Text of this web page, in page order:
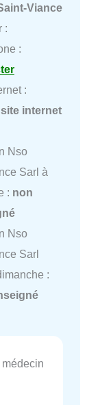
Viance
:
:
:
internet
Nso
Sarl à
: non
Nso
Sarl
: